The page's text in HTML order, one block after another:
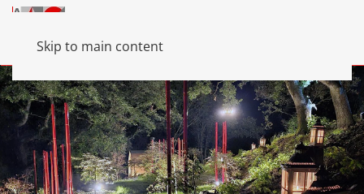
Skip to main content